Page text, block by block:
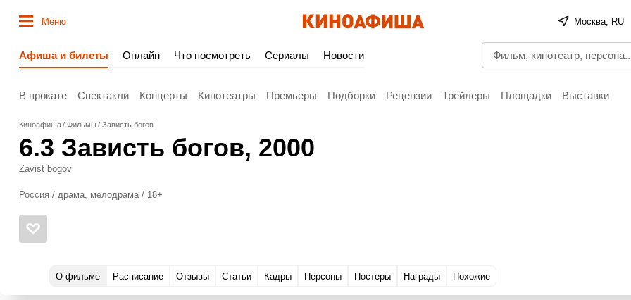
Меню Москва, RU
Афиша и билеты Онлайн Что посмотреть Сериалы Новости
В прокате Спектакли Концерты Кинотеатры Премьеры Подборки Рецензии Трейлеры Площадки Выставки
Киноафиша Фильмы Зависть богов
6.3 Зависть богов, 2000
Zavist bogov
Россия / драма, мелодрама / 18+
О фильме Расписание Отзывы Статьи Кадры Персоны Постеры Награды Похожие